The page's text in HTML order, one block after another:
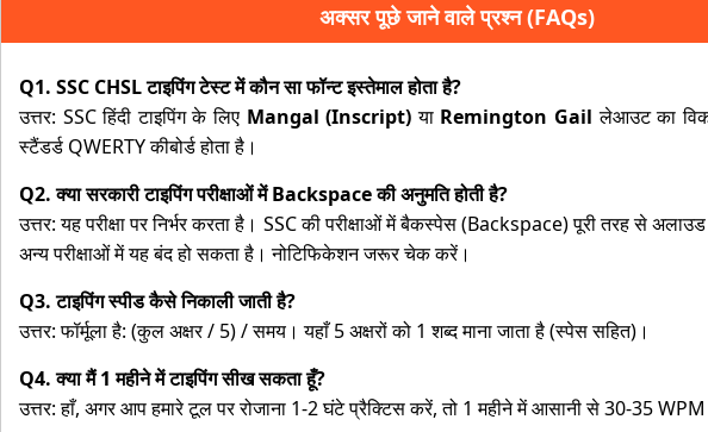
अक्सर पूछे जाने वाले प्रश्न (FAQs)
Q1. SSC CHSL टाइपिंग टेस्ट में कौन सा फॉन्ट इस्तेमाल होता है?
उत्तर: SSC हिंदी टाइपिंग के लिए Mangal (Inscript) या Remington Gail लेआउट का
स्टैंडर्ड QWERTY कीबोर्ड होता है।
Q2. क्या सरकारी टाइपिंग परीक्षाओं में Backspace की अनुमति होती है?
उत्तर: यह परीक्षा पर निर्भर करता है। SSC की परीक्षाओं में बैकस्पेस (Backspace) पूरी तरह से
अन्य परीक्षाओं में यह बंद हो सकता है। नोटिफिकेशन जरूर चेक करें।
Q3. टाइपिंग स्पीड कैसे निकाली जाती है?
उत्तर: फॉर्मूला है: (कुल अक्षर / 5) / समय। यहाँ 5 अक्षरों को 1 शब्द माना जाता है (स्पेस सहित)।
Q4. क्या मैं 1 महीने में टाइपिंग सीख सकता हूँ?
उत्तर: हाँ, अगर आप हमारे टूल पर रोजाना 1-2 घंटे प्रैक्टिस करें, तो 1 महीने में आसानी से 30-35